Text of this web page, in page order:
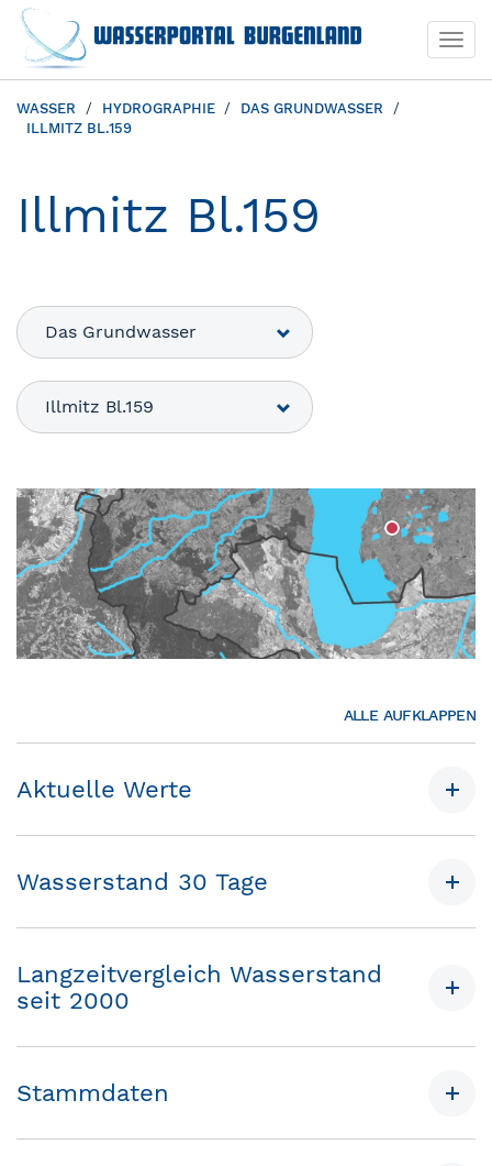
WASSER HYDROGRAPHIE
DAS GRUNDWASSER
ILLMITZ BL.159
Illmitz Bl.159
Das Grundwasser
Illmitz Bl.159
ALLE AUFKLAPPEN
Aktuelle Werte
Wasserstand 30 Tage
Langzeitvergleich Wasserstand
seit 2000
Stammdaten